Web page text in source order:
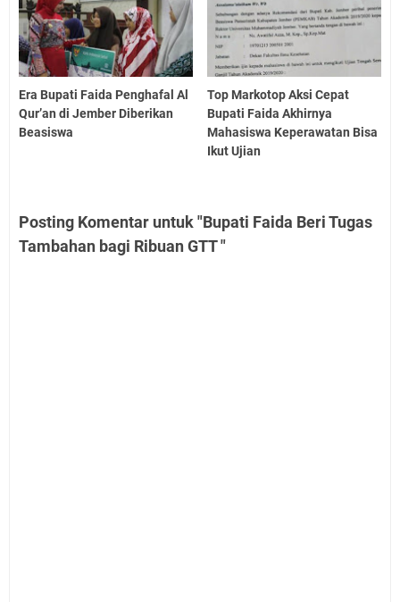
Era Bupati Faida Penghafal Al
Qur’an di Jember Diberikan
Beasiswa
Top Markotop Aksi Cepat
Bupati Faida Akhirnya
Mahasiswa Keperawatan Bisa
Ikut Ujian
Posting Komentar untuk "Bupati Faida Beri Tugas
Tambahan bagi Ribuan GTT "